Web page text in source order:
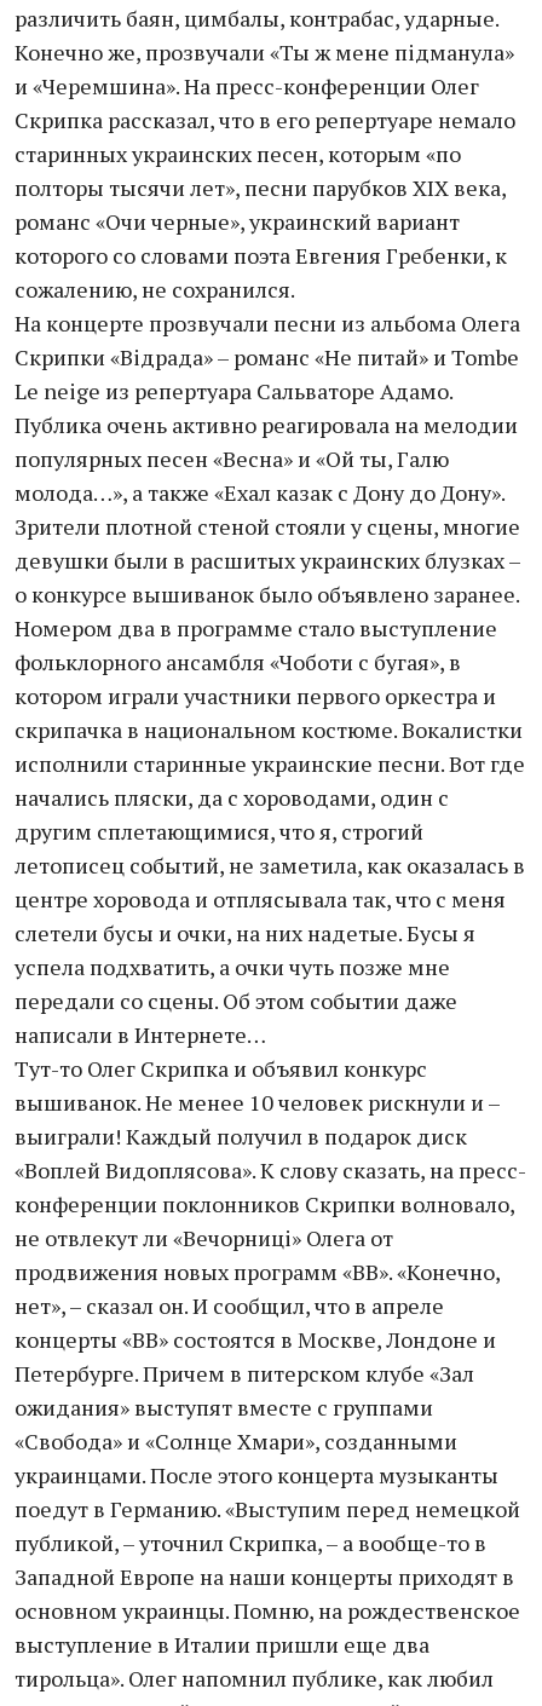
различить баян, цимбалы, контрабас, ударные.
Конечно же, прозвучали «Ты ж мене пiдманула»
и «Черемшина». На пресс-конференции Олег
Скрипка рассказал, что в его репертуаре немало
старинных украинских песен, которым «по
полторы тысячи лет», песни парубков ХIХ века,
романс «Очи черные», украинский вариант
которого со словами поэта Евгения Гребенки, к
сожалению, не сохранился.
На концерте прозвучали песни из альбома Олега
Скрипки «Вiдрада» – романс «Не питай» и Tombe
Le neige из репертуара Сальваторе Адамо.
Публика очень активно реагировала на мелодии
популярных песен «Весна» и «Ой ты, Галю
молода…», а также «Ехал казак с Дону до Дону».
Зрители плотной стеной стояли у сцены, многие
девушки были в расшитых украинских блузках –
о конкурсе вышиванок было объявлено заранее.
Номером два в программе стало выступление
фольклорного ансамбля «Чоботи с бугая», в
котором играли участники первого оркестра и
скрипачка в национальном костюме. Вокалистки
исполнили старинные украинские песни. Вот где
начались пляски, да с хороводами, один с
другим сплетающимися, что я, строгий
летописец событий, не заметила, как оказалась в
центре хоровода и отплясывала так, что с меня
слетели бусы и очки, на них надетые. Бусы я
успела подхватить, а очки чуть позже мне
передали со сцены. Об этом событии даже
написали в Интернете…
Тут-то Олег Скрипка и объявил конкурс
вышиванок. Не менее 10 человек рискнули и –
выиграли! Каждый получил в подарок диск
«Воплей Видоплясова». К слову сказать, на пресс-
конференции поклонников Скрипки волновало,
не отвлекут ли «Вечорницi» Олега от
продвижения новых программ «ВВ». «Конечно,
нет», – сказал он. И сообщил, что в апреле
концерты «ВВ» состоятся в Москве, Лондоне и
Петербурге. Причем в питерском клубе «Зал
ожидания» выступят вместе с группами
«Свобода» и «Солнце Хмари», созданными
украинцами. После этого концерта музыканты
поедут в Германию. «Выступим перед немецкой
публикой, – уточнил Скрипка, – а вообще-то в
Западной Европе на наши концерты приходят в
основном украинцы. Помню, на рождественское
выступление в Италии пришли еще два
тирольца». Олег напомнил публике, как любил